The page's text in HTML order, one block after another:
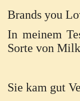
Brands you
In meinem
Sorte von
Sie kam gut